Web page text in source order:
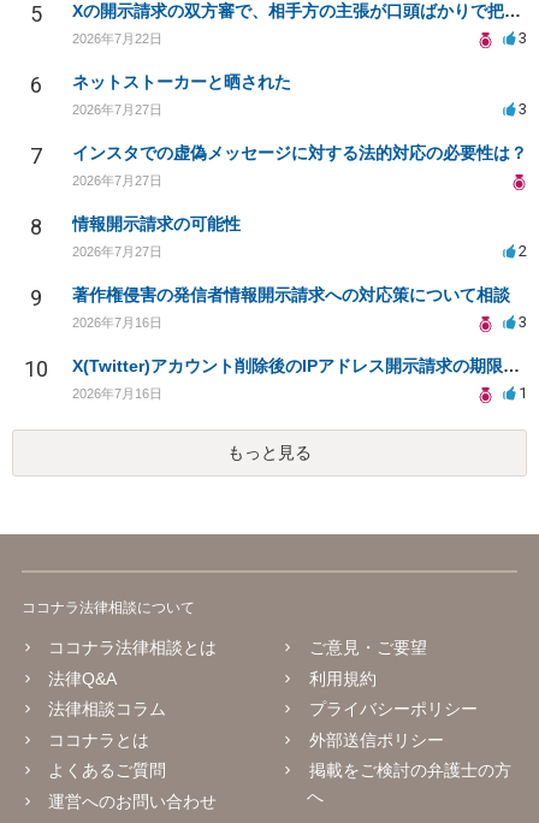
5 Xの開示請求の双方審で、相手方の主張が口頭ばかりで把握しきれません
2026年7月22日 3
6 ネットストーカーと晒された
2026年7月27日 3
7 インスタでの虚偽メッセージに対する法的対応の必要性は？
2026年7月27日
8 情報開示請求の可能性
2026年7月27日 2
9 著作権侵害の発信者情報開示請求への対応策について相談
2026年7月16日 3
10 X(Twitter)アカウント削除後のIPアドレス開示請求の期限は？
2026年7月16日 1
もっと見る
ココナラ法律相談について
ココナラ法律相談とは
法律Q&A
法律相談コラム
ココナラとは
よくあるご質問
運営へのお問い合わせ
ご意見・ご要望
利用規約
プライバシーポリシー
外部送信ポリシー
掲載をご検討の弁護士の方
へ